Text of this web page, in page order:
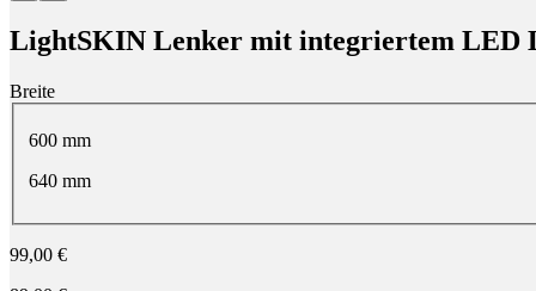
LightSKIN Lenker mit integriertem LED
Breite
600 mm
640 mm
99,00 €